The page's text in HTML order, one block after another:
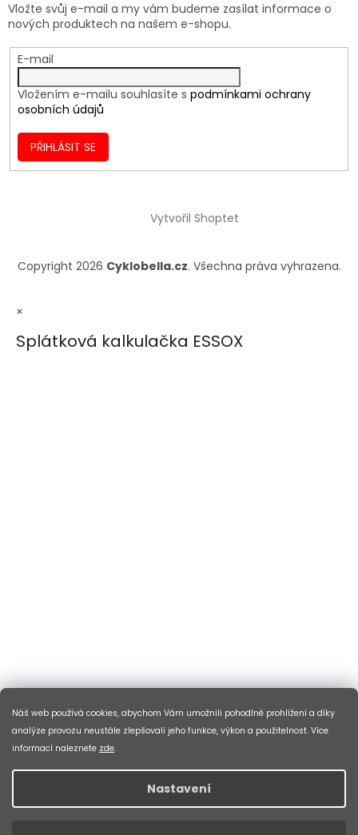
Náš web používá cookies, abychom Vám umožnili pohodlné prohlížení a díky
analýze provozu neustále zlepšovali jeho funkce, výkon a použitelnost. Více
informací naleznete zde.
Nastavení
Vložte svůj e-mail a my vám budeme zasílat informace o
nových produktech na našem e-shopu.
E-mail
Vložením e-mailu souhlasíte s podmínkami ochrany
osobních údajů
PŘIHLÁSIT SE
Vytvořil Shoptet
Copyright 2026 Cyklobella.cz. Všechna práva vyhrazena.
×
Splátková kalkulačka ESSOX